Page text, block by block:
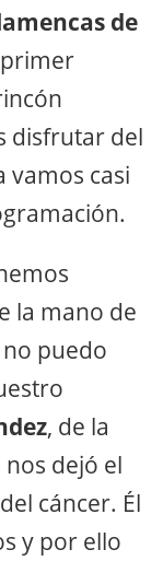
de
disfrutar del
vamos casi
la mano de
puedo
, de la
dejó el
cáncer. Él
y por ello